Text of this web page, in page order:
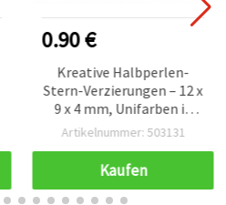
0.90 €
Kreative Halbperlen-
Stern-Verzierungen – 12 x
9 x 4 mm, Unifarben in
Regenbogenweiß, Set mit
Bastelprojekte
Artikelnummer: 503131
Kaufen